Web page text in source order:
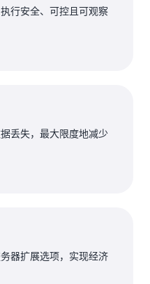
行安全、可控且可观察
丢失，最大限度地减少
器扩展选项，实现经济